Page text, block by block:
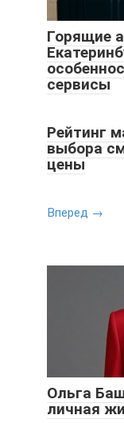
Горящие
сервисы
Рейтинг
выбора
цены
Вперед →
Ольга
личная